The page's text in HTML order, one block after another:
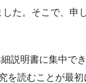
た。そこで、申
説明書に集中で
読むことが最